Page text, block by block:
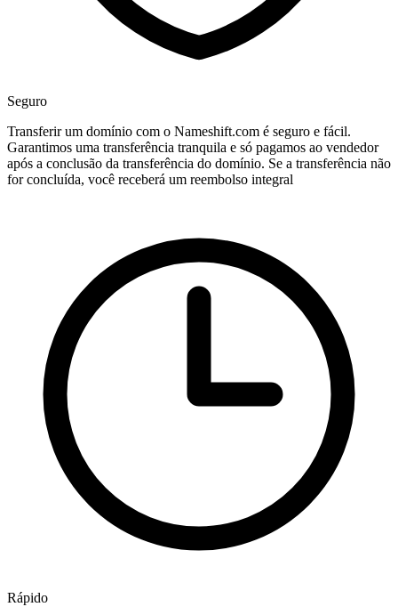
Seguro
Transferir um domínio com o Nameshift.com é seguro e fácil.
Garantimos uma transferência tranquila e só pagamos ao vendedor
após a conclusão da transferência do domínio. Se a transferência não
for concluída, você receberá um reembolso integral
Rápido